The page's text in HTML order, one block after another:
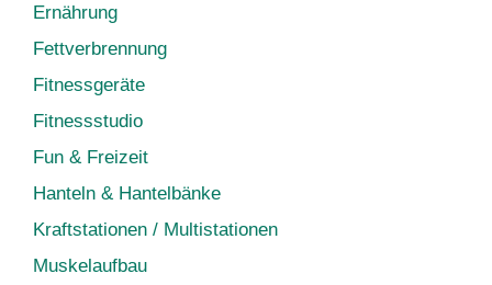
Ernährung
Fettverbrennung
Fitnessgeräte
Fitnessstudio
Fun & Freizeit
Hanteln & Hantelbänke
Kraftstationen / Multistationen
Muskelaufbau